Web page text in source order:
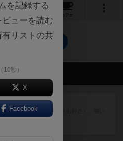
4
カフェ
ードのトップに戻る
新しい投稿
メン
メンすごい好き（プロレスも好き）。強い
決めるというより、ジ...
を記録する
ューを読む
リストの共
秒）
X
Facebook